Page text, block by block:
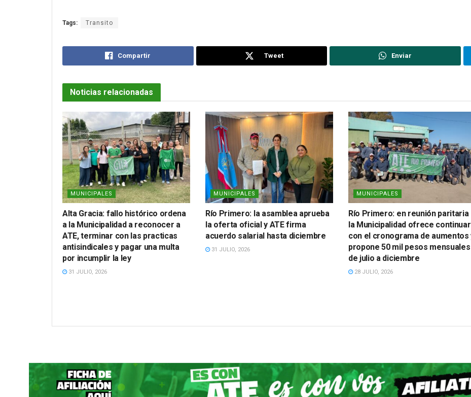
Tags: Transito
Compartir Tweet Enviar
Noticias relacionadas
MUNICIPALES
Alta Gracia: fallo histórico ordena
a la Municipalidad a reconocer a
ATE, terminar con las practicas
antisindicales y pagar una multa
por incumplir la ley
31 JULIO, 2026
MUNICIPALES
Río Primero: la asamblea aprueba
la oferta oficial y ATE firma
acuerdo salarial hasta diciembre
31 JULIO, 2026
MUNICIPALES
Río Primero: en reunión paritaria
la Municipalidad ofrece continuar
con el cronograma de aumentos
propone 50 mil pesos mensuales
de julio a diciembre
28 JULIO, 2026